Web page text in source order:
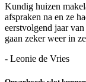
Kundig huizen
afspraken na en ze
eerstvolgend jaar
gaan zeker weer in
- Leonie de Vries